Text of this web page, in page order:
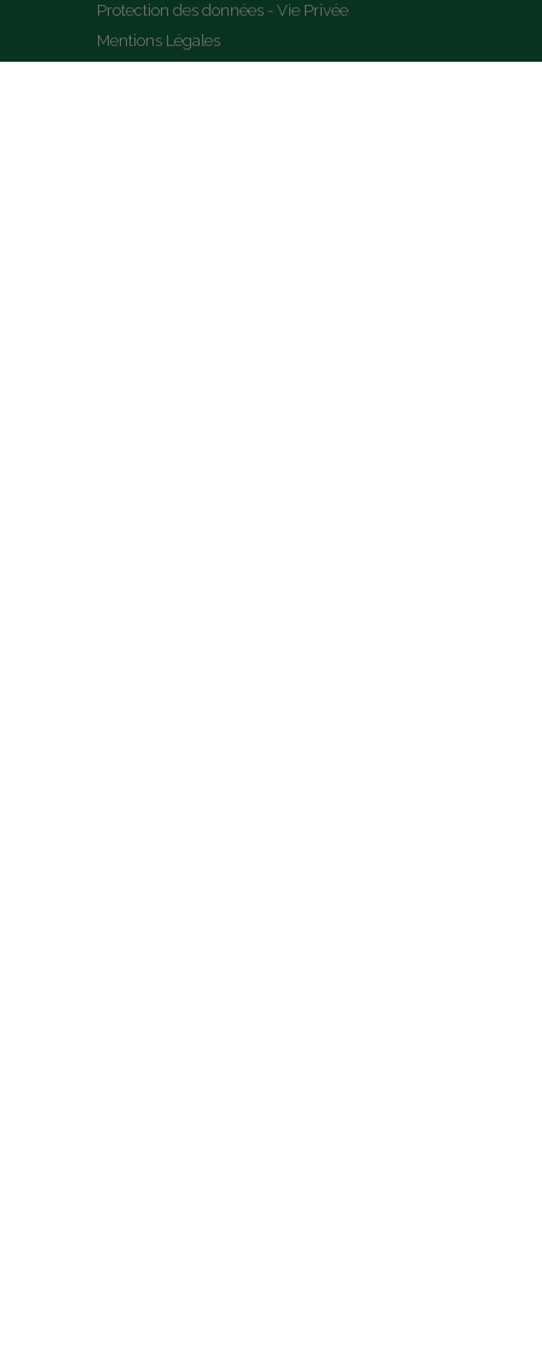
Protection des données - Vie Privée
Mentions Légales